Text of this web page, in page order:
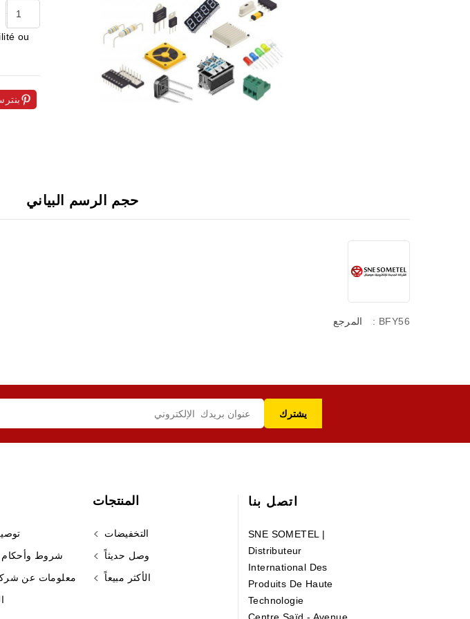
ou
حجم الرسم البياني
المرجع : BFY56
اتصل بنا
SNE SOMETEL |
Distributeur
International Des
Produits De Haute
Technologie
المنتجات
التخفيضات
وصل حديثاً
الأكثر مبيعاً
شروط وأحكام
معلومات عن